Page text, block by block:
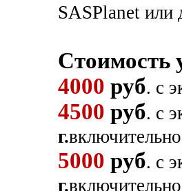
SASPlanet или
Стоимость
4000 руб. с
4500 руб. с
г.
5000 руб. с
г.